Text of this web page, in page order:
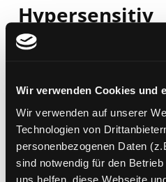
Wir verwenden Cookies und
Wir verwenden auf unserer
Technologien von
personenbezogenen Daten
sind notwendig für den
uns helfen, diese Webseite
Hypersensitiv
das unbegrenzte Potenzial
Geistes
Verfasser:Suche nach
Wallner, Sabrina
Beschreibung ein-/
Mehr Informationen